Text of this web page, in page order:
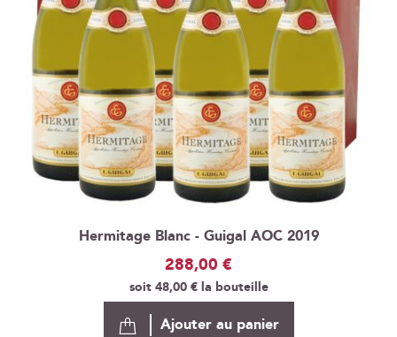
Hermitage Blanc - Guigal AOC 2019
288,00 €
soit48,00 €la bouteille
Ajouter au panier